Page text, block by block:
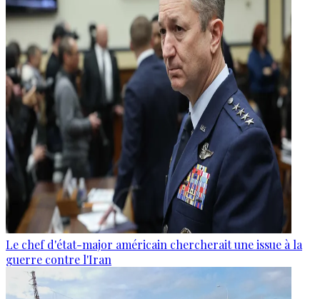
Le chef d'état-major américain chercherait une issue à la
guerre contre l'Iran